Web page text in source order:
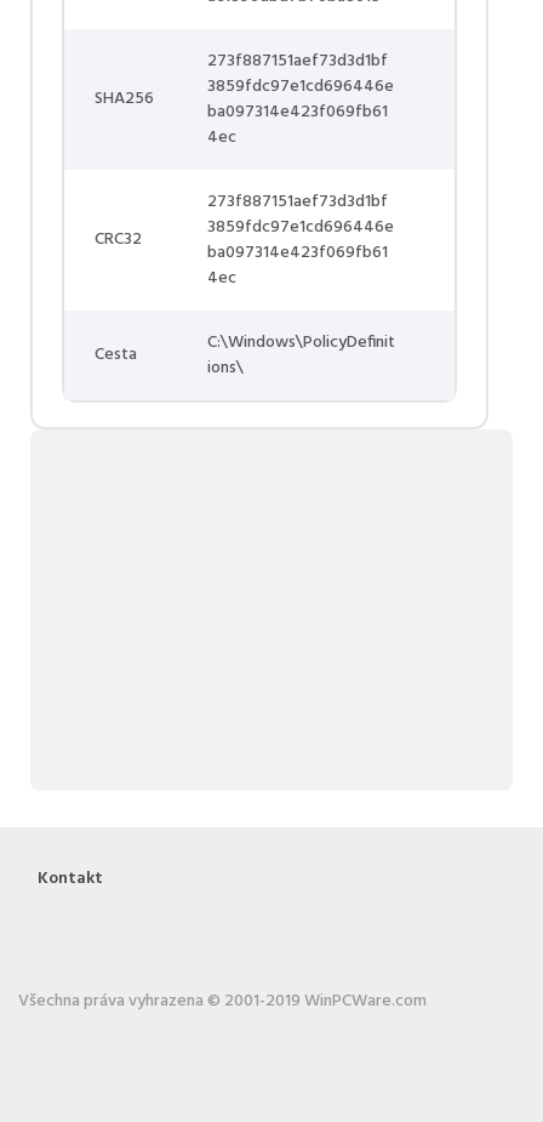
SHA256
273f887151aef73d3d1bf
3859fdc97e1cd696446e
ba097314e423f069fb61
4ec
CRC32
273f887151aef73d3d1bf
3859fdc97e1cd696446e
ba097314e423f069fb61
4ec
Cesta
C:\Windows\PolicyDefinit
ions\
Kontakt
Všechna práva vyhrazena © 2001-2019 WinPCWare.com